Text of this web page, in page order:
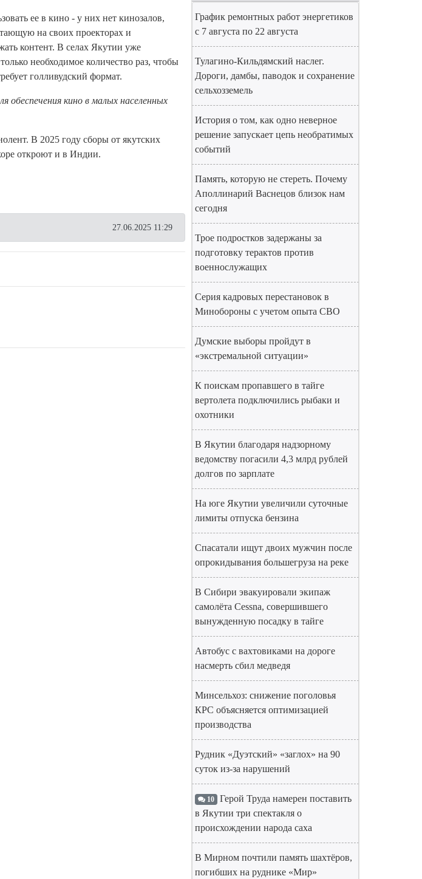
ее в кино - у них нет кинозалов,
на своих проекторах и
контент. В селах Якутии уже
необходимое количество раз, чтобы
голливудский формат.
обеспечения кино в малых населенных
В 2025 году сборы от якутских
откроют и в Индии.
27.06.2025 11:29
График ремонтных работ энергетиков
с 7 августа по 22 августа
Тулагино-Кильдямский наслег.
Дороги, дамбы, паводок и сохранение
сельхозземель
История о том, как одно неверное
решение запускает цепь необратимых
событий
Память, которую не стереть. Почему
Аполлинарий Васнецов близок нам
сегодня
Трое подростков задержаны за
подготовку терактов против
военнослужащих
Серия кадровых перестановок в
Минобороны с учетом опыта СВО
Думские выборы пройдут в
«экстремальной ситуации»
К поискам пропавшего в тайге
вертолета подключились рыбаки и
охотники
В Якутии благодаря надзорному
ведомству погасили 4,3 млрд рублей
долгов по зарплате
На юге Якутии увеличили суточные
лимиты отпуска бензина
Спасатали ищут двоих мужчин после
опрокидывания большегруза на реке
В Сибири эвакуировали экипаж
самолёта Cessna, совершившего
вынужденную посадку в тайге
Автобус с вахтовиками на дороге
насмерть сбил медведя
Минсельхоз: снижение поголовья
КРС объясняется оптимизацией
производства
Рудник «Дуэтский» «заглох» на 90
суток из-за нарушений
10 Герой Труда намерен поставить
в Якутии три спектакля о
происхождении народа саха
В Мирном почтили память шахтёров,
погибших на руднике «Мир»